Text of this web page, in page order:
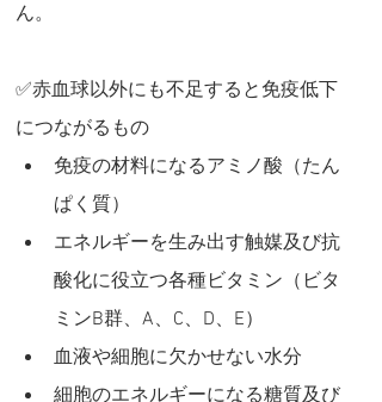
ん。
✅赤血球以外にも不足すると免疫低下
につながるもの
免疫の材料になるアミノ酸（たん
ぱく質）
エネルギーを生み出す触媒及び抗
酸化に役立つ各種ビタミン（ビタ
ミンB群、A、C、D、E）
血液や細胞に欠かせない水分
細胞のエネルギーになる糖質及び